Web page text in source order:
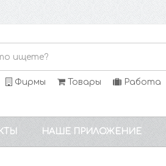
Фирмы Товары Работа
НАШЕ ПРИЛОЖЕНИЕ